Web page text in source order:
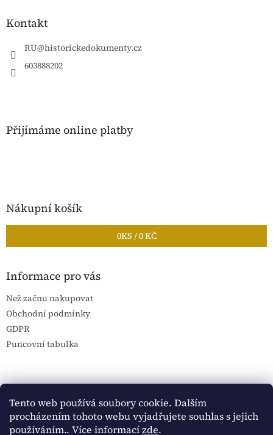
Tento web používá soubory cookie. Dalším
procházením tohoto webu vyjadřujete souhlas s jejich
používáním.. Více informacízde.
Kontakt
RU@historickedokumenty.cz
603888202
Přijímáme online platby
Nákupní košík
0KS /0 KČ
Informace pro vás
Než začnu nakupovat
Obchodní podmínky
GDPR
Puncovní tabulka